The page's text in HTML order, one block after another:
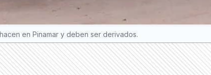
en Pinamar y deben ser derivados.